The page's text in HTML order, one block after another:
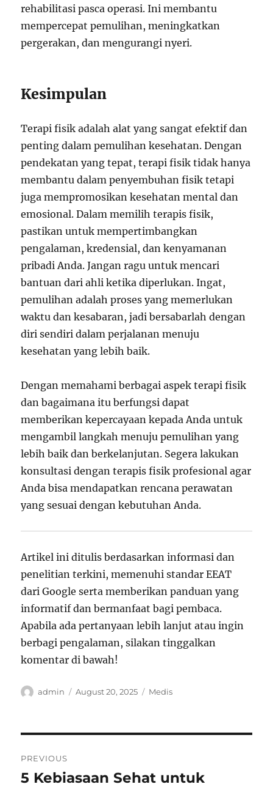
rehabilitasi pasca operasi. Ini membantu
mempercepat pemulihan, meningkatkan
pergerakan, dan mengurangi nyeri.
Kesimpulan
Terapi fisik adalah alat yang sangat efektif dan
penting dalam pemulihan kesehatan. Dengan
pendekatan yang tepat, terapi fisik tidak hanya
membantu dalam penyembuhan fisik tetapi
juga mempromosikan kesehatan mental dan
emosional. Dalam memilih terapis fisik,
pastikan untuk mempertimbangkan
pengalaman, kredensial, dan kenyamanan
pribadi Anda. Jangan ragu untuk mencari
bantuan dari ahli ketika diperlukan. Ingat,
pemulihan adalah proses yang memerlukan
waktu dan kesabaran, jadi bersabarlah dengan
diri sendiri dalam perjalanan menuju
kesehatan yang lebih baik.
Dengan memahami berbagai aspek terapi fisik
dan bagaimana itu berfungsi dapat
memberikan kepercayaan kepada Anda untuk
mengambil langkah menuju pemulihan yang
lebih baik dan berkelanjutan. Segera lakukan
konsultasi dengan terapis fisik profesional agar
Anda bisa mendapatkan rencana perawatan
yang sesuai dengan kebutuhan Anda.
Artikel ini ditulis berdasarkan informasi dan
penelitian terkini, memenuhi standar EEAT
dari Google serta memberikan panduan yang
informatif dan bermanfaat bagi pembaca.
Apabila ada pertanyaan lebih lanjut atau ingin
berbagi pengalaman, silakan tinggalkan
komentar di bawah!
Author
admin
Posted
August 20, 2025 Categories
Medis
navigation
PREVIOUS
Previous
5 Kebiasaan Sehat untuk